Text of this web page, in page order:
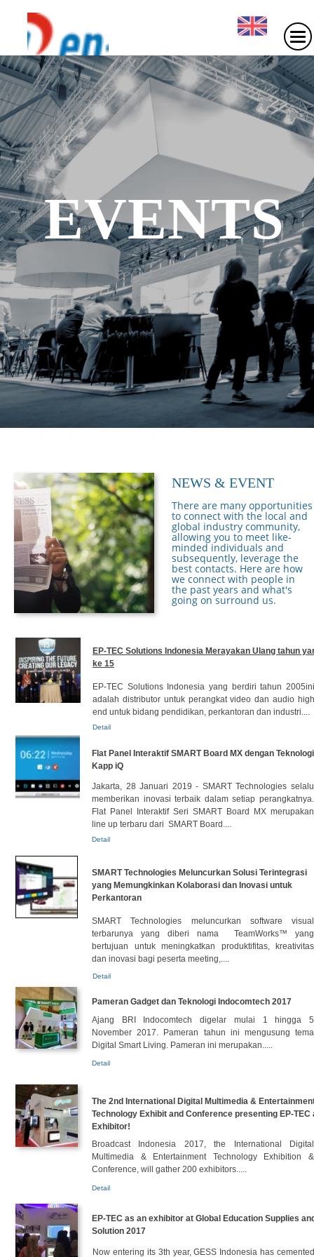
EVENTS
There are many opportunities
to connect with the local and
global industry community,
allowing you to meet like-
minded individuals and
subsequently, leverage the
best contacts. Here are how
we connect with people in
the past years and what's
going on surround us.
EP-TEC as an exhibitor at Global Education Supplies
Solution 2017
Now entering its 3th year, GESS Indonesia has cemented
The 2nd International Digital Multimedia &
Technology Exhibit and Conference presenting EP-TEC
Exhibitor!
Broadcast Indonesia 2017, the International Digital
Multimedia & Entertainment Technology Exhibition &
Conference, will gather 200 exhibitors.....
Detail
Pameran Gadget dan Teknologi Indocomtech 2017
Ajang BRI Indocomtech digelar mulai 1 hingga 5
November 2017. Pameran tahun ini mengusung tema
Digital Smart Living. Pameran ini merupakan.....
Detail
NEWS & EVENT
SMART Technologies Meluncurkan Solusi Terintegrasi
yang Memungkinkan Kolaborasi dan Inovasi untuk
Perkantoran
SMART Technologies meluncurkan software visual
terbarunya yang diberi nama TeamWorks™ yang
bertujuan untuk meningkatkan produktifitas, kreativitas
dan inovasi bagi peserta meeting,....
Detail
Flat Panel Interaktif SMART Board MX dengan Teknologi
Kapp iQ
Jakarta, 28 Januari 2019 - SMART Technologies selalu
memberikan inovasi terbaik dalam setiap perangkatnya.
Flat Panel Interaktif Seri SMART Board MX merupakan
line up terbaru dari SMART Board....
Detail
EP-TEC Solutions Indonesia Merayakan Ulang tahun
ke 15
EP-TEC Solutions Indonesia yang berdiri tahun 2005ini
adalah distributor untuk perangkat video dan audio high
end untuk bidang pendidikan, perkantoran dan industri....
Detail